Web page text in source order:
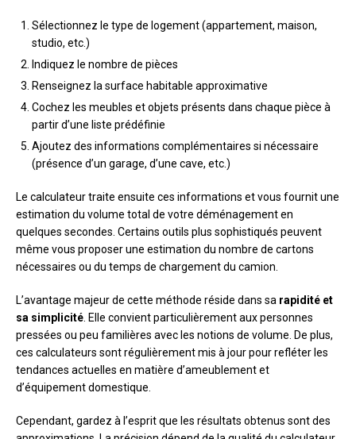
Sélectionnez le type de logement (appartement, maison,
studio, etc.)
Indiquez le nombre de pièces
Renseignez la surface habitable approximative
Cochez les meubles et objets présents dans chaque pièce à
partir d’une liste prédéfinie
Ajoutez des informations complémentaires si nécessaire
(présence d’un garage, d’une cave, etc.)
Le calculateur traite ensuite ces informations et vous fournit une
estimation du volume total de votre déménagement en
quelques secondes. Certains outils plus sophistiqués peuvent
même vous proposer une estimation du nombre de cartons
nécessaires ou du temps de chargement du camion.
L’avantage majeur de cette méthode réside dans sa rapidité et
sa simplicité . Elle convient particulièrement aux personnes
pressées ou peu familières avec les notions de volume. De plus,
ces calculateurs sont régulièrement mis à jour pour refléter les
tendances actuelles en matière d’ameublement et
d’équipement domestique.
Cependant, gardez à l’esprit que les résultats obtenus sont des